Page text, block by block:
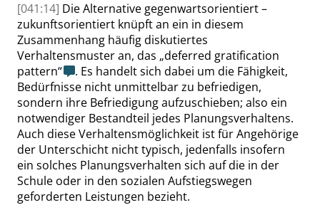
[041:14] Die Alternative gegenwartsorientiert –
zukunftsorientiert knüpft an ein in diesem
Zusammenhang häufig diskutiertes
Verhaltensmuster an, das „deferred gratification
pattern“
. Es handelt sich dabei um die Fähigkeit,
Bedürfnisse nicht unmittelbar zu befriedigen,
sondern ihre Befriedigung aufzuschieben; also ein
notwendiger Bestandteil jedes Planungsverhaltens.
Auch diese Verhaltensmöglichkeit ist für Angehörige
der Unterschicht nicht typisch, jedenfalls insofern
ein solches Planungsverhalten sich auf die in der
Schule oder in den sozialen Aufstiegswegen
geforderten Leistungen bezieht.